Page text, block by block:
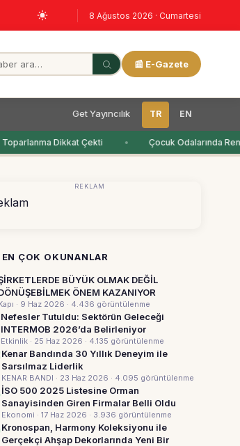
8 Ağustos 2026 · Cumartesi
📰 E-Gazete
Get Yayıncılık TR EN
Dikkat Çekti Çocuk Odalarında
REKLAM
EN ÇOK OKUNANLAR
BÜYÜK OLMAK DEĞİL
ÖNEM KAZANIYOR
· 9 Haz 2026 · 4.436 görüntülenme
Nefesler Tutuldu: Sektörün Geleceği
INTERMOB 2026’da Belirleniyor
Etkinlik · 25 Haz 2026 · 4.135 görüntülenme
Kenar Bandında 30 Yıllık Deneyim ile
Sarsılmaz Liderlik
KENAR BANDI · 23 Haz 2026 · 4.095 görüntülenme
İSO 500 2025 Listesine Orman
Sanayisinden Giren Firmalar Belli Oldu
Ekonomi · 17 Haz 2026 · 3.936 görüntülenme
Kronospan, Harmony Koleksiyonu ile
Gerçekçi Ahşap Dekorlarında Yeni Bir